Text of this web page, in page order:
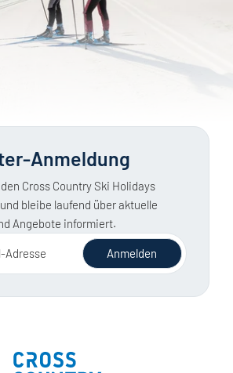
Anmeldung
Cross Country Ski Holidays
bleibe laufend über aktuelle
Angebote informiert.
Adresse Anmelden